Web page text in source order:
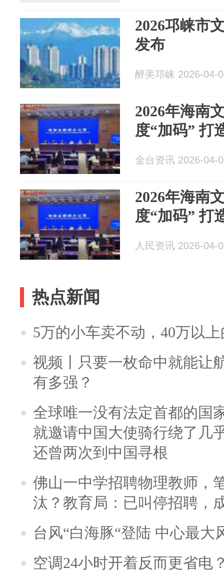
2026邛崃市
发布
醉美邛崃 2026-04-
2026年海南
度“加码” 打
金台资讯 2026-04-
2026年海南
度“加码” 打
人民资讯 2026-04-
热点新闻
5万的小车卖不动，40万以
视频丨只要一枚命中就能让
有多强？
全球唯一没有法定首都的国
就邀请中国大使骑行绕了几
还曾两次到中国寻根
佛山一中学招聘物理教师，
汰？教育局：已叫停招聘，
台风“白海豚“登陆 中心最大
空调24小时开着反而更省电